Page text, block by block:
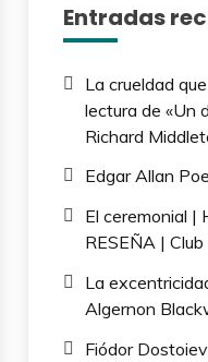
Entradas
La crueldad
lectura de «Un
Richard
Edgar Allan
El ceremonial |
RESEÑA |
La
Algernon
Fiódor